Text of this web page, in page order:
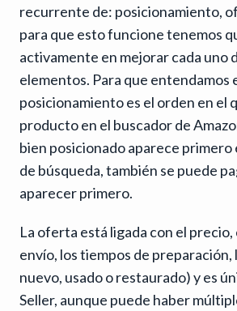
recurrente de: posicionamiento,
para que esto funcione tenemos
activamente en mejorar cada uno
elementos. Para que entendamos
posicionamiento es el orden en el
producto en el buscador de
bien posicionado aparece primero
de búsqueda, también se puede
aparecer primero.
La oferta está ligada con el
envío, los tiempos de preparación,
nuevo, usado o restaurado) y es
Seller, aunque puede haber